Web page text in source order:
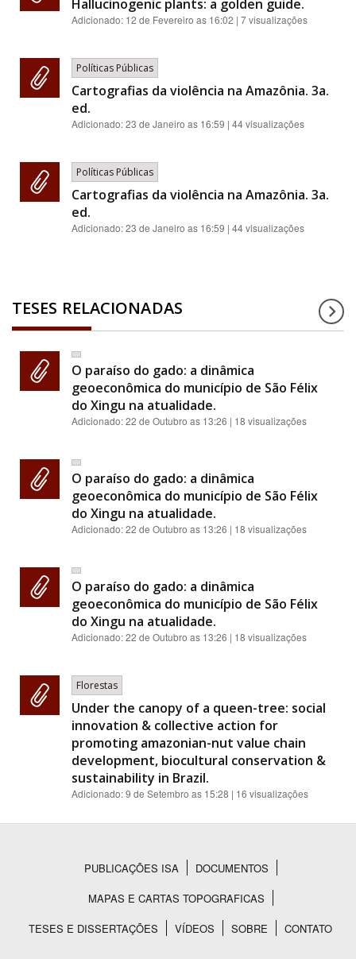
Hallucinogenic plants: a golden guide.
Adicionado: 12 de Fevereiro as 16:02 | 7 visualizações
Políticas Públicas
Cartografias da violência na Amazônia. 3a.
ed.
Adicionado:23 de Janeiro as 16:59 | 44 visualizações
Políticas Públicas
Cartografias da violência na Amazônia. 3a.
ed.
Adicionado:23 de Janeiro as 16:59 | 44 visualizações
TESES RELACIONADAS
O paraíso do gado: a dinâmica
geoeconômica do município de São Félix
do Xingu na atualidade.
Adicionado:22 de Outubro as 13:26 | 18 visualizações
O paraíso do gado: a dinâmica
geoeconômica do município de São Félix
do Xingu na atualidade.
Adicionado:22 de Outubro as 13:26 | 18 visualizações
O paraíso do gado: a dinâmica
geoeconômica do município de São Félix
do Xingu na atualidade.
Adicionado:22 de Outubro as 13:26 | 18 visualizações
Florestas
Under the canopy of a queen-tree: social
innovation & collective action for
promoting amazonian-nut value chain
development, biocultural conservation &
sustainability in Brazil.
Adicionado:9 de Setembro as 15:28 | 16 visualizações
Rodapé
PUBLICAÇÕES ISA
DOCUMENTOS
MAPAS E CARTAS TOPOGRAFICAS
TESES E DISSERTAÇÕES
VÍDEOS SOBRE CONTATO